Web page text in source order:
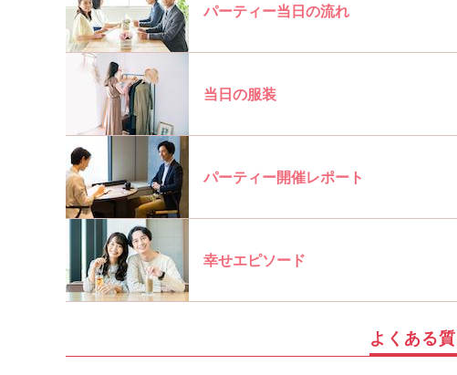
パーティー当日の流れ
当日の服装
パーティー開催レポート
幸せエピソード
よくある